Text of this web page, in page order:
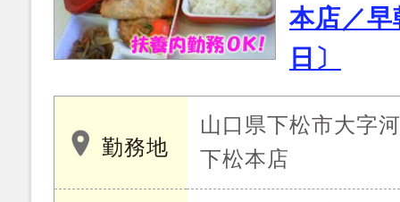
本店／
日〕
勤務地
山口県下松市大字
下松本店